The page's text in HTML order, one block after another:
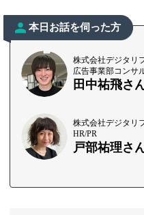
本日お話を伺った方
株式会社デジタリ
広告事業部コンサ
田中祐飛さ
株式会社デジタリ
HR/PR
戸部祐理さ